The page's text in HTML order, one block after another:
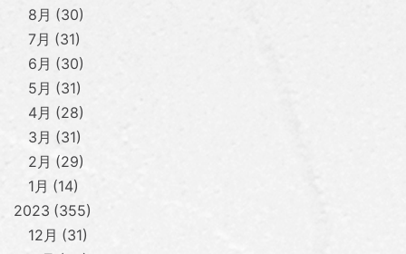
8月
30
7月
31
6月
30
5月
31
4月
28
3月
31
2月
29
1月
14
2023 355
12月
31